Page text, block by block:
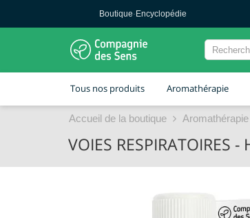
Boutique· Encyclopédie
Tous nos produits Aromathérapie
Accueil de la boutique Aromathérapie
VOIES